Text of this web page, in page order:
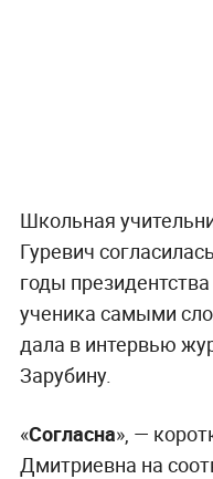
Школьная
Гуревич
годы
ученика самыми
дала в интервью
Зарубину.
«Согласна», —
Дмитриевна на